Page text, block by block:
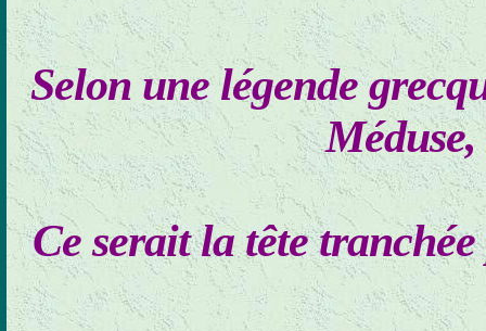
Selon une légende
Ce serait la tête